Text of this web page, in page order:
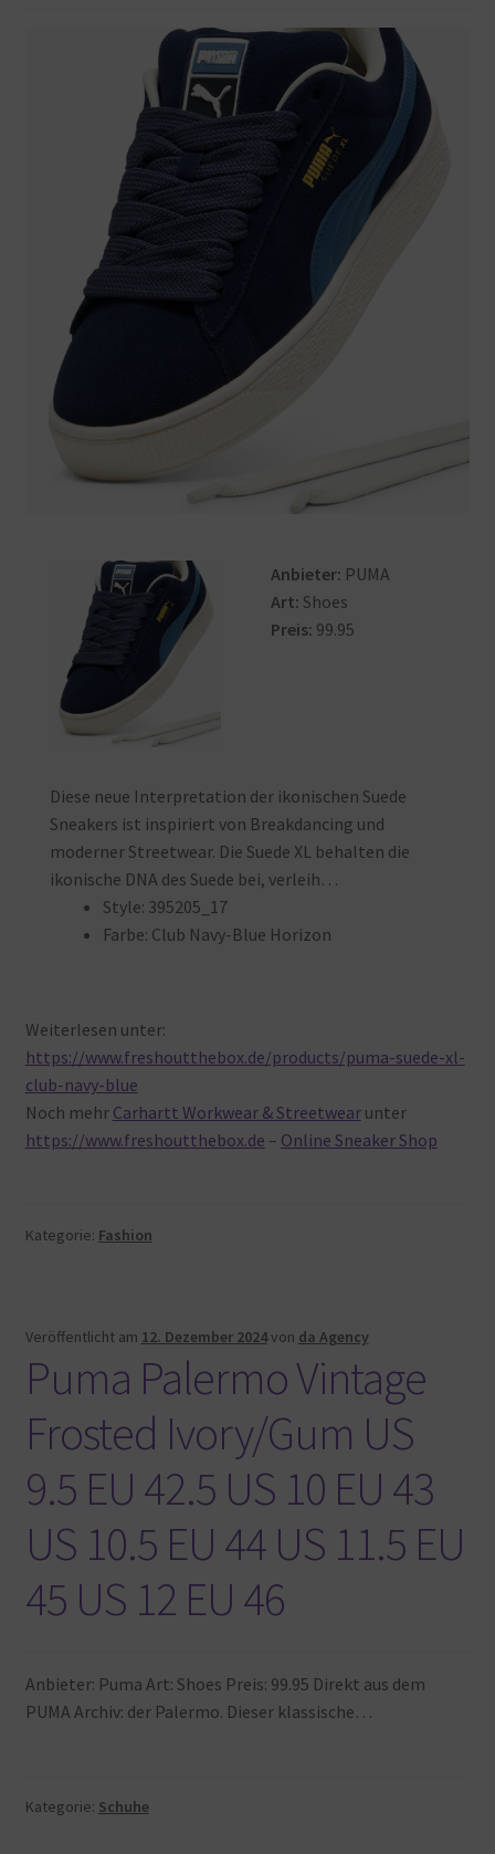
Anbieter: PUMA
Art: Shoes
Preis: 99.95
Diese neue Interpretation der ikonischen Suede
Sneakers ist inspiriert von Breakdancing und
moderner Streetwear. Die Suede XL behalten die
ikonische DNA des Suede bei, verleih…
Style: 395205_17
Farbe: Club Navy-Blue Horizon
Weiterlesen unter:
https://www.freshoutthebox.de/products/puma-suede-xl-
club-navy-blue
Noch mehr Carhartt Workwear & Streetwearunter
https://www.freshoutthebox.de – Online Sneaker Shop
Kategorie: Fashion
Veröffentlicht am 12. Dezember 2024von da Agency
Puma Palermo Vintage
Frosted Ivory/Gum US
9.5 EU 42.5 US 10 EU 43
US 10.5 EU 44 US 11.5 EU
45 US 12 EU 46
Anbieter: Puma Art: Shoes Preis: 99.95 Direkt aus dem
PUMA Archiv: der Palermo. Dieser klassische…
Kategorie: Schuhe